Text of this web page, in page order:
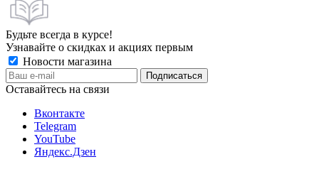
Будьте всегда в курсе!
Узнавайте о скидках и акциях первым
Новости магазина
Оставайтесь на связи
Вконтакте
Telegram
YouTube
Яндекс.Дзен